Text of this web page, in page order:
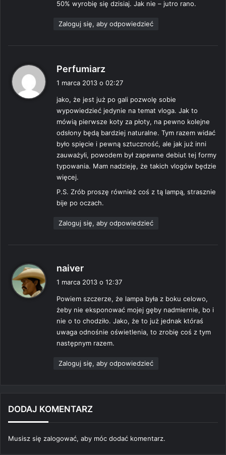
e
50% wyrobię się dzisiaj. Jak nie – jutro rano.
Zaloguj się, aby odpowiedzieć
Perfumiarz
z
e
:
1 marca 2013 o 02:27
jako, że jest już po gali pozwolę sobie
wypowiedzieć jedynie na temat vloga. Jak to
mówią pierwsze koty za płoty, na pewno kolejne
odsłony będą bardziej naturalne. Tym razem widać
było spięcie i pewną sztuczność, ale jak już inni
zauważyli, powodem był zapewne debiut tej formy
typowania. Mam nadzieję, że takich vlogów będzie
więcej.
P.S. Zrób proszę również coś z tą lampą, strasznie
bije po oczach.
Zaloguj się, aby odpowiedzieć
naiver
z
e
:
1 marca 2013 o 12:37
Powiem szczerze, że lampa była z boku celowo,
żeby nie eksponować mojej gęby nadmiernie, bo i
nie o to chodziło. Jako, że to już jednak któraś
uwaga odnośnie oświetlenia, to zrobię coś z tym
następnym razem.
Zaloguj się, aby odpowiedzieć
DODAJ KOMENTARZ
Musisz się zalogować, aby móc dodać komentarz.